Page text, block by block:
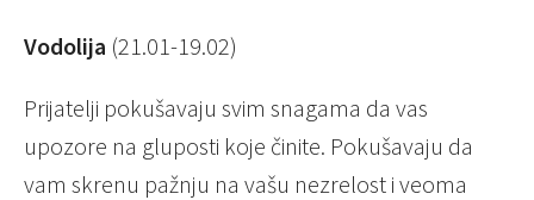
Vodolija (21.01-19.02)
Prijatelji pokušavaju svim snagama da vas
upozore na gluposti koje činite. Pokušavaju da
vam skrenu pažnju na vašu nezrelost i veoma